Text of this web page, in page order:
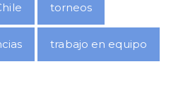
torneos
trabajo en equipo